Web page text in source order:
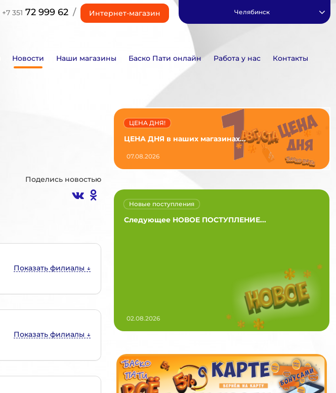
+7 351 72 999 62 / Интернет-магазин Челябинск
Новости Наши магазины Баско Пати онлайн Работа у нас Контакты
Поделись новостью
ЦЕНА ДНЯ в наших магазинах...
ЦЕНА ДНЯ!
07.08.2026
Следующее НОВОЕ ПОСТУПЛЕНИЕ...
Новые поступления
02.08.2026